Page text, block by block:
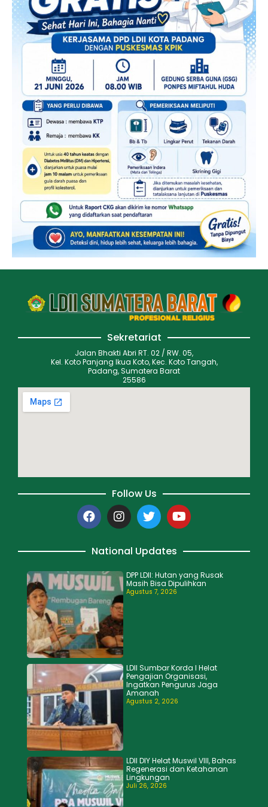
Sekretariat
Jalan Bhakti Abri RT. 02 / RW. 05,
Kel. Koto Panjang Ikua Koto, Kec. Koto Tangah,
Padang, Sumatera Barat
25586
Follow Us
National Updates
DPP LDII: Hutan yang Rusak
Masih Bisa Dipulihkan
Agustus 7, 2026
LDII Sumbar Korda I Helat
Pengajian Organisasi,
Ingatkan Pengurus Jaga
Amanah
Agustus 2, 2026
LDII DIY Helat Muswil VIII, Bahas
Regenerasi dan Ketahanan
Lingkungan
Juli 26, 2026